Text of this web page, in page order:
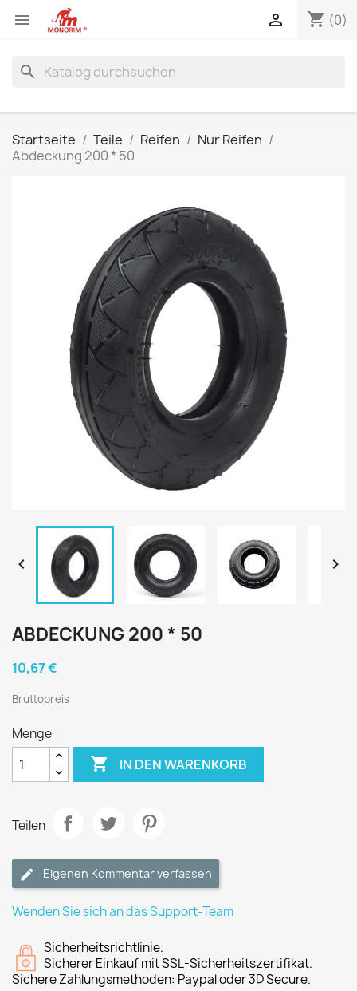
 shopping_cart (0)

search
Startseite Teile Reifen
Nur Reifen
Abdeckung 200 * 50
 
ABDECKUNG 200 * 50
10,67 €
Bruttopreis
Menge
 IN DEN WARENKORB
Teilen
Eigenen Kommentar verfassen
Wenden Sie sich an das Support-Team
Sicherheitsrichtlinie.
Sicherer Einkauf mit SSL-Sicherheitszertifikat.
Sichere Zahlungsmethoden: Paypal oder 3D Secure.